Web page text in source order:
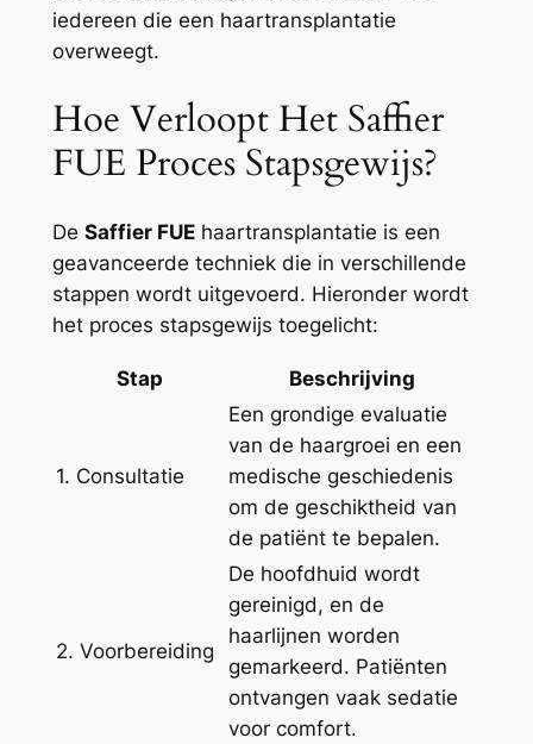
iedereen die een haartransplantatie
overweegt.
Hoe Verloopt Het Saffier
FUE Proces Stapsgewijs?
De Saffier FUEhaartransplantatie is een
geavanceerde techniek die in verschillende
stappen wordt uitgevoerd. Hieronder wordt
het proces stapsgewijs toegelicht:
Stap Beschrijving
1. Consultatie
Een grondige evaluatie
van de haargroei en een
medische geschiedenis
om de geschiktheid van
de patiënt te bepalen.
2. Voorbereiding
De hoofdhuid wordt
gereinigd, en de
haarlijnen worden
gemarkeerd. Patiënten
ontvangen vaak sedatie
voor comfort.